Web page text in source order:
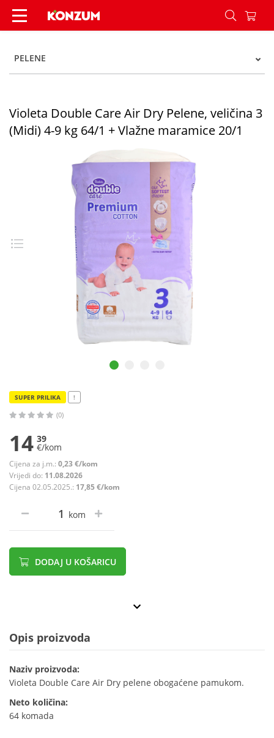
Violeta Double Care Air Dry Pelene, veličina 3
PELENE
Violeta Double Care Air Dry Pelene, veličina 3
(Midi) 4-9 kg 64/1 + Vlažne maramice 20/1
SUPER PRILIKA !
(0)
14 39
€/kom
Cijena za j.m.: 0,23 €/kom
Vrijedi do: 11.08.2026
Cijena 02.05.2025.: 17,85 €/kom
kom
DODAJ U KOŠARICU
Opis proizvoda
Naziv proizvoda:
Violeta Double Care Air Dry pelene obogaćene pamukom.
Neto količina:
64 komada